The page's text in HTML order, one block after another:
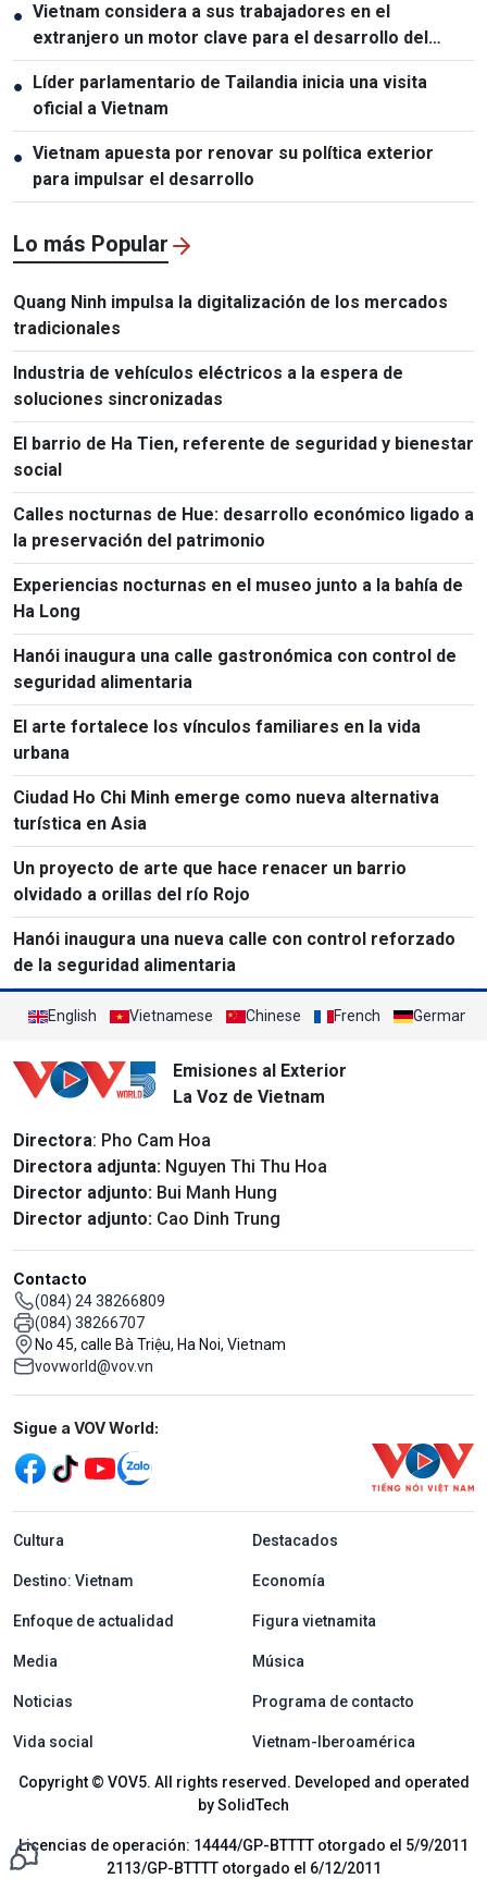
● Vietnam considera a sus trabajadores en el
extranjero un motor clave para el desarrollo del
capital humano
●
Líder parlamentario de Tailandia inicia una visita
oficial a Vietnam
● Vietnam apuesta por renovar su política exterior
para impulsar el desarrollo
Lo más Popular
Quang Ninh impulsa la digitalización de los mercados
tradicionales
Industria de vehículos eléctricos a la espera de
soluciones sincronizadas
El barrio de Ha Tien, referente de seguridad y bienestar
social
Calles nocturnas de Hue: desarrollo económico ligado a
la preservación del patrimonio
Experiencias nocturnas en el museo junto a la bahía de
Ha Long
Hanói inaugura una calle gastronómica con control de
seguridad alimentaria
El arte fortalece los vínculos familiares en la vida
urbana
Ciudad Ho Chi Minh emerge como nueva alternativa
turística en Asia
Un proyecto de arte que hace renacer un barrio
olvidado a orillas del río Rojo
Hanói inaugura una nueva calle con control reforzado
de la seguridad alimentaria
English Vietnamese Chinese French German
Emisiones al Exterior
La Voz de Vietnam
Directora: Pho Cam Hoa
Directora adjunta: Nguyen Thi Thu Hoa
Director adjunto: Bui Manh Hung
Director adjunto: Cao Dinh Trung
Contacto
(084) 24 38266809
(084) 38266707
No 45, calle Bà Triệu, Ha Noi, Vietnam
vovworld@vov.vn
Mạng xã hội
Sigue a VOV World:
menu footer tiếng Tây ban nha
Cultura Destacados
Destino: Vietnam Economía
Enfoque de actualidad Figura vietnamita
Media Música
Noticias Programa de contacto
Vida social Vietnam-Iberoamérica
Copyright © VOV5. All rights reserved. Developed and operated
by SolidTech
Licencias de operación: 14444/GP-BTTTT otorgado el 5/9/2011
2113/GP-BTTTT otorgado el 6/12/2011